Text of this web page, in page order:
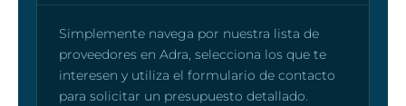
Simplemente navega por nuestra lista de
proveedores en Adra, selecciona los que te
interesen y utiliza el formulario de contacto
para solicitar un presupuesto detallado.